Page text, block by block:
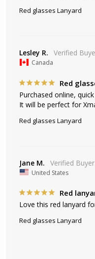
Red glasses Lanyard
Lesley R.
Canada
Red
Purchased online,
It will be perfect for
Red glasses Lanyard
Jane M.
United States
Red
Love this red lanyard
Red glasses Lanyard